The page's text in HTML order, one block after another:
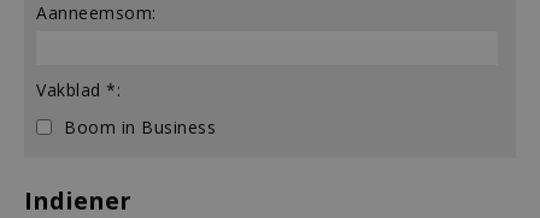
Aanneemsom:
Vakblad *:
Boom in Business
Indiener